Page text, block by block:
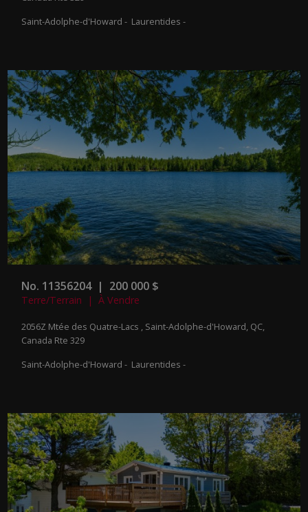
Saint-Adolphe-d'Howard - Laurentides -
No. 11356204 | 200 000 $
Terre/Terrain | À Vendre
2056Z Mtée des Quatre-Lacs , Saint-Adolphe-d'Howard, QC,
Canada Rte 329
Saint-Adolphe-d'Howard - Laurentides -